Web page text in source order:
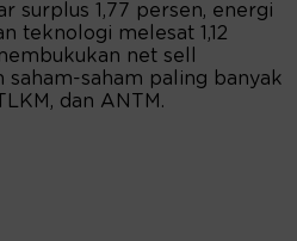
surplus 1,77 persen, energi
teknologi melesat 1,12
net sell
saham-saham paling banyak
dan ANTM.